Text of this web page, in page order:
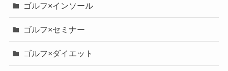
ゴルフ×インソール
ゴルフ×セミナー
ゴルフ×ダイエット